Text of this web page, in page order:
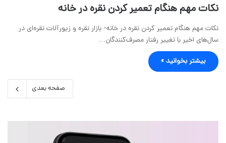
نکات مهم هنگام تعمیر کردن نقره در خانه
نکات مهم هنگام تعمیر کردن نقره در خانه- بازار نقره و زیورآلات نقره‌ای در
سال‌های اخیر با تغییر رفتار مصرف‌کنندگان…
بیشتر بخوانید »
صفحه بعدی